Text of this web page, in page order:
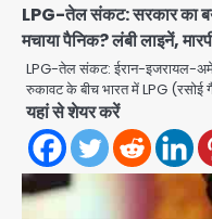
LPG-तेल संकट: सरकार का
मचाया पैनिक? लंबी लाइनें,
LPG-तेल संकट: ईरान-इजरायल-
रुकावट के बीच भारत में LPG
यहां से शेयर करें
2
अब
Team
28